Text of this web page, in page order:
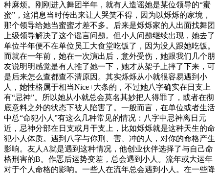
种麻烦。刚刚进入舞团半年，就有人造谣她是某位领导的“蜜
蜜”，这消息当时传出来让人哭笑不得，因为以烁烁的家境，
那个领导给她当蜜蜜才差不多。后来是烁烁家的人出面找舞团
上级领导解决了这个谣言问题。但小人问题继续出现，她去了
单位半年便不在单位员工大食堂吃饭了，因为没人跟她吃饭。
而就在一年前，她在一次演出后，意外受伤，她跟我们几个朋
友说明明感觉是有人推了她一下，她才从架子上摔了下来，可
是后来怎么查都查不清原因。其实烁烁从小就很容易遇到小
人，她性格属于相当Nice+大条的，不过她八字确实在日支上
有“忌神”。所以她从小就总会莫名其妙把人得罪了，或者在彻
底意料之外的状态下被人陷害了。一般而言，在单位或者生活
中总“命犯小人”有这么几种常见的情况：八字中忌神离日元
近，忌神分部在日支或月干支上，比如烁烁就是这种天生的命
犯小人体质。遇到八字与你刑、害、冲的人，对你的命格产生
影响。友人A就是遇到这种情况，他创业伙伴选择了与自己命
格刑害的B。作恶后运势变差，总会遇到小人。流年或大运年
对于个人命格的影响。一些人在流年总会遇到小人。在一些降